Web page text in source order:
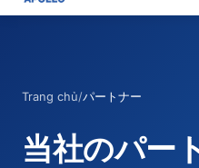
Trang chủ/パートナー
当社のパー